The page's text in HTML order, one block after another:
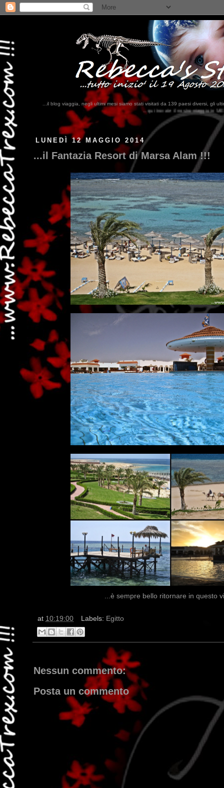
...il blog viaggia, negli ultimi mesi siamo stati visitati da 139 paesi diversi, gli
...qui trovate il nostro viaggio in MESSICO 2023...clikka qui !!!
LUNEDÌ 12 MAGGIO 2014
...il Fantazia Resort di Marsa Alam !!!
...è sempre bello ritornare in questo
at 10:19:00 Labels: Egitto
Nessun commento:
Posta un commento